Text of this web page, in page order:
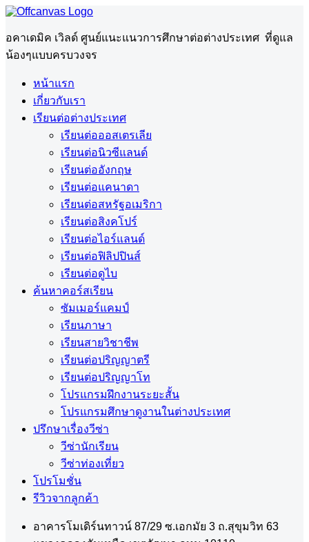
อคาเดมิค เวิลด์ ศูนย์แนะแนวการศึกษาต่อต่างประเทศ ที่ดูแล
น้องๆแบบครบวงจร
หน้าแรก
เกี่ยวกับเรา
เรียนต่อต่างประเทศ
เรียนต่อออสเตรเลีย
เรียนต่อนิวซีแลนด์
เรียนต่ออังกฤษ
เรียนต่อแคนาดา
เรียนต่อสหรัฐอเมริกา
เรียนต่อสิงคโปร์
เรียนต่อไอร์แลนด์
เรียนต่อฟิลิปปินส์
เรียนต่อดูไบ
ค้นหาคอร์สเรียน
ซัมเมอร์แคมป์
เรียนภาษา
เรียนสายวิชาชีพ
เรียนต่อปริญญาตรี
เรียนต่อปริญญาโท
โปรแกรมฝึกงานระยะสั้น
โปรแกรมศึกษาดูงานในต่างประเทศ
ปรึกษาเรื่องวีซ่า
วีซ่านักเรียน
วีซ่าท่องเที่ยว
โปรโมชั่น
รีวิวจากลูกค้า
อาคารโมเดิร์นทาวน์ 87/29 ซ.เอกมัย 3 ถ.สุขุมวิท 63